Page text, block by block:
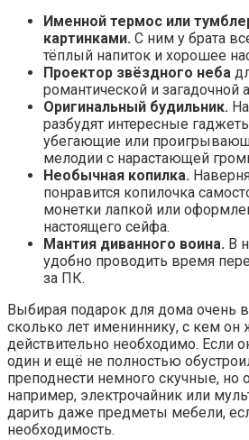
Именной термос или
картинками. С ним у брата
тёплый напиток и хорошее
Проектор звёздного неба
романтической и
Оригинальный будильник.
разбудят интересные
убегающие или
мелодии с нарастающей
Необычная копилка.
понравится копилочка
монетки лапкой или
настоящего сейфа.
Мантия диванного воина. В
удобно проводить время
за ПК.
Выбирая подарок для дома очень
сколько лет имениннику, с кем он
действительно необходимо. Если
один и ещё не полностью
преподнести немного скучные,
например, электрочайник или
дарить даже предметы мебели,
необходимость.